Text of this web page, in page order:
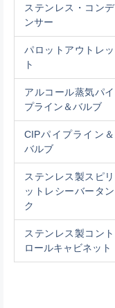
ステンレス・コンデ
ンサー
パロットアウトレッ
ト
アルコール蒸気パイ
プライン＆バルブ
CIPパイプライン＆
バルブ
ステンレス製スピリ
ットレシーバータン
ク
ステンレス製コント
ロールキャビネット